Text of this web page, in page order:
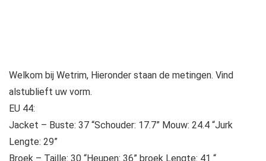
Welkom bij Wetrim, Hieronder staan ​​de metingen. Vind
alstublieft uw vorm.
EU 44:
Jacket – Buste: 37 “Schouder: 17.7” Mouw: 24.4 “Jurk
Lengte: 29”
Broek – Taille: 30 “Heupen: 36” broek Lengte: 41 “